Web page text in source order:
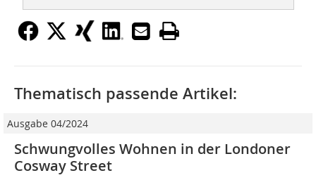
Thematisch passende Artikel:
Ausgabe 04/2024
Schwungvolles Wohnen in der Londoner
Cosway Street